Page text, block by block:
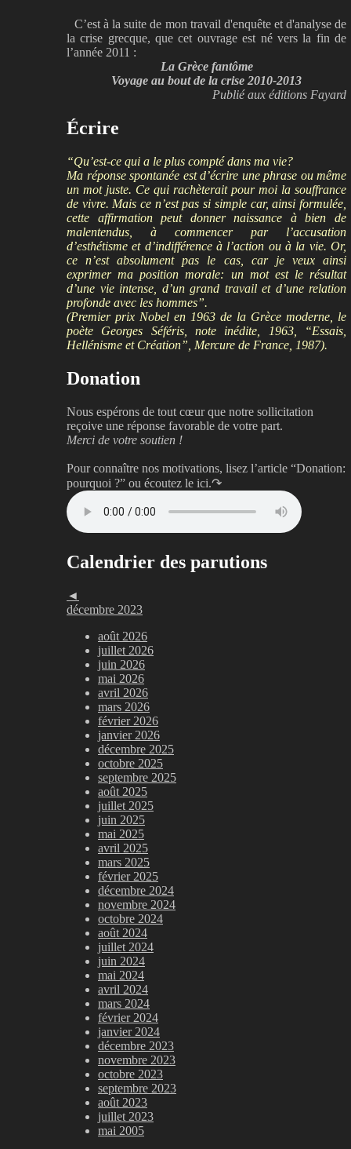
C’est à la suite de mon travail d'enquête et d'analyse de
la crise grecque, que cet ouvrage est né vers la fin de
l’année 2011 :
La Grèce fantôme
Voyage au bout de la crise 2010-2013
Publié aux éditions Fayard
Écrire
“Qu’est-ce qui a le plus compté dans ma vie?
Ma réponse spontanée est d’écrire une phrase ou même
un mot juste. Ce qui rachèterait pour moi la souffrance
de vivre. Mais ce n’est pas si simple car, ainsi formulée,
cette affirmation peut donner naissance à bien de
malentendus, à commencer par l’accusation
d’esthétisme et d’indifférence à l’action ou à la vie. Or,
ce n’est absolument pas le cas, car je veux ainsi
exprimer ma position morale: un mot est le résultat
d’une vie intense, d’un grand travail et d’une relation
profonde avec les hommes”.
(Premier prix Nobel en 1963 de la Grèce moderne, le
poète Georges Séféris, note inédite, 1963, “Essais,
Hellénisme et Création”, Mercure de France, 1987).
Donation
Nous espérons de tout cœur que notre sollicitation
reçoive une réponse favorable de votre part.
Merci de votre soutien !
Pour connaître nos motivations, lisez l’article “Donation:
pourquoi ?” ou écoutez le ici.↷
Calendrier des parutions
◄
décembre 2023
août 2026
juillet 2026
juin 2026
mai 2026
avril 2026
mars 2026
février 2026
janvier 2026
décembre 2025
octobre 2025
septembre 2025
août 2025
juillet 2025
juin 2025
mai 2025
avril 2025
mars 2025
février 2025
décembre 2024
novembre 2024
octobre 2024
août 2024
juillet 2024
juin 2024
mai 2024
avril 2024
mars 2024
février 2024
janvier 2024
décembre 2023
novembre 2023
octobre 2023
septembre 2023
août 2023
juillet 2023
mai 2005